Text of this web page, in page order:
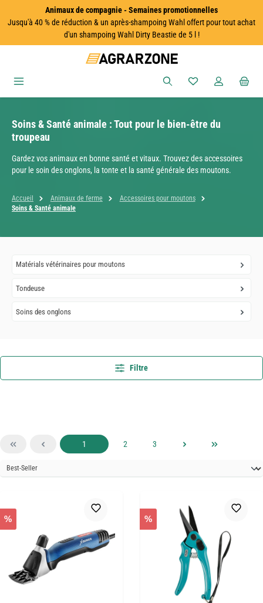
Passer au contenu principalAnimaux de compagnie - Semaines promotionnelles
Jusqu'à 40 % de réduction & un après-shampoing Wahl offert pour tout achat
d'un shampoing Wahl Dirty Beastie de 5 l !
Vous avez 0
Soins & Santé animale : Tout pour le bien-être du
troupeau
Gardez vos animaux en bonne santé et vitaux. Trouvez des accessoires
pour le soin des onglons, la tonte et la santé générale des moutons.
Accueil Animaux de ferme
Accessoires pour moutons
Soins & Santé animale
Matérials vétérinaires pour moutons
Tondeuse
Soins des onglons
Filtre
Page
1 Page
2 Page
3
% %